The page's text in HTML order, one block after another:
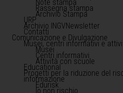
Note stampa
Rassegna stampa
Archivio Stampa
URP
Archivio INGVNewsletter
Contatti
Comunicazione e Divulgazione
Musei, centri informativi e
Musei
Centri informativi
Attività con scuole
Educational
Progetti per la riduzione del
informazione
Edurisk
Io non rischio